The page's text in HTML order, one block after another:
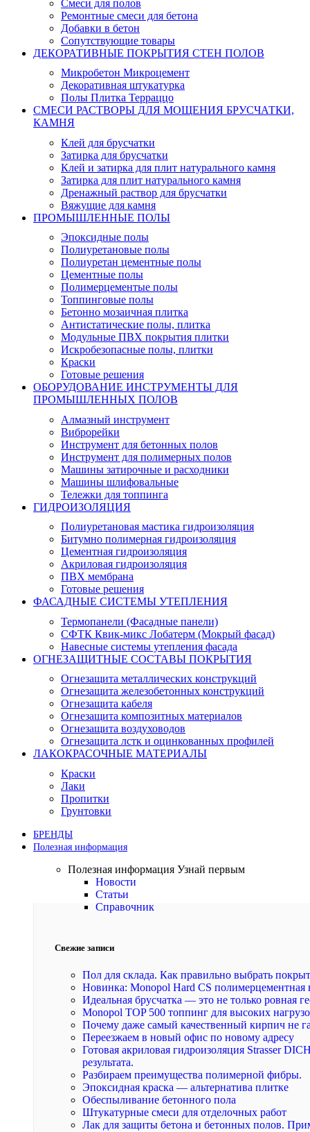
Смеси для полов
Ремонтные смеси для бетона
Добавки в бетон
Сопутствующие товары
ДЕКОРАТИВНЫЕ ПОКРЫТИЯ СТЕН ПОЛОВ
Микробетон Микроцемент
Декоративная штукатурка
Полы Плитка Терраццо
СМЕСИ РАСТВОРЫ ДЛЯ МОЩЕНИЯ БРУСЧАТКИ,
КАМНЯ
Клей для брусчатки
Затирка для брусчатки
Клей и затирка для плит натурального камня
Затирка для плит натурального камня
Дренажный раствор для брусчатки
Вяжущие для камня
ПРОМЫШЛЕННЫЕ ПОЛЫ
Эпоксидные полы
Полиуретановые полы
Полиуретан цементные полы
Цементные полы
Полимерцементые полы
Топпинговые полы
Бетонно мозаичная плитка
Антистатические полы, плитка
Модульные ПВХ покрытия плитки
Искробезопасные полы, плитки
Краски
Готовые решения
ОБОРУДОВАНИЕ ИНСТРУМЕНТЫ ДЛЯ
ПРОМЫШЛЕННЫХ ПОЛОВ
Алмазный инструмент
Виброрейки
Инструмент для бетонных полов
Инструмент для полимерных полов
Машины затирочные и расходники
Машины шлифовальные
Тележки для топпинга
ГИДРОИЗОЛЯЦИЯ
Полиуретановая мастика гидроизоляция
Битумно полимерная гидроизоляция
Цементная гидроизоляция
Акриловая гидроизоляция
ПВХ мембрана
Готовые решения
ФАСАДНЫЕ СИСТЕМЫ УТЕПЛЕНИЯ
Термопанели (Фасадные панели)
СФТК Квик-микс Лобатерм (Мокрый фасад)
Навесные системы утепления фасада
ОГНЕЗАЩИТНЫЕ СОСТАВЫ ПОКРЫТИЯ
Огнезащита металлических конструкций
Огнезащита железобетонных конструкций
Огнезащита кабеля
Огнезащита композитных материалов
Огнезащита воздуховодов
Огнезащита лстк и оцинкованных профилей
ЛАКОКРАСОЧНЫЕ МАТЕРИАЛЫ
Краски
Лаки
Пропитки
Грунтовки
БРЕНДЫ
Полезная информация
Полезная информация Узнай первым
Новости
Статьи
Справочник
Свежие записи
Пол для склада. Как правильно выбрать
Новинка: Monopol Hard CS полимерцементная
Идеальная брусчатка — это не только ровная
Monopol TOP 500 топпинг для высоких
Почему даже самый качественный кирпич не
Переезжаем в новый офис по новому адресу
Готовая акриловая гидроизоляция Strasser
результата.
Разбираем преимущества полимерной фибры.
Эпоксидная краска — альтернатива плитке
Обеспыливание бетонного пола
Штукатурные смеси для отделочных работ
Лак для защиты бетона и бетонных полов.